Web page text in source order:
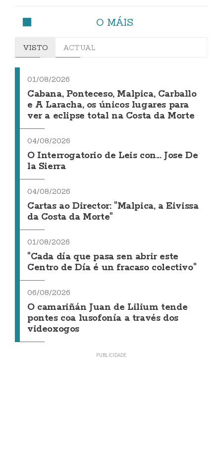
O MÁIS
VISTO ACTUAL
01/08/2026
Cabana, Ponteceso, Malpica, Carballo
e A Laracha, os únicos lugares para
ver a eclipse total na Costa da Morte
04/08/2026
O Interrogatorio de Leis con... Jose De
la Sierra
04/08/2026
Cartas ao Director: "Malpica, a Eivissa
da Costa da Morte"
01/08/2026
"Cada día que pasa sen abrir este
Centro de Día é un fracaso colectivo"
06/08/2026
O camariñán Juan de Lilium tende
pontes coa lusofonía a través dos
videoxogos